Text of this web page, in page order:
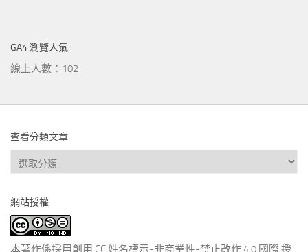
GA4 瀏覽人氣
線上人數：102
查看分類文章
查
看
類
文
章
網站授權
本著作係採用創用 CC 姓名標示-非商業性-禁止改作 4.0 國際 授